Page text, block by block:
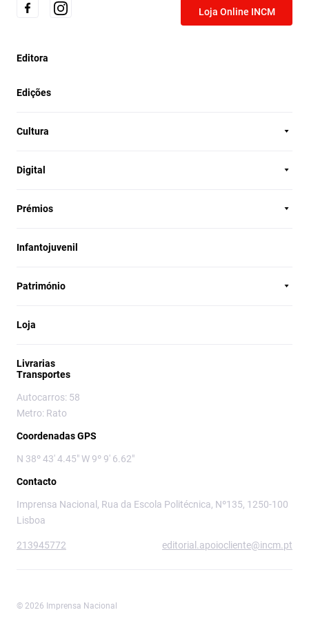
Loja Online INCM
Editora
Edições
Cultura
Digital
Prémios
Infantojuvenil
Património
Loja
Livrarias
Transportes
Autocarros: 58
Metro: Rato
Coordenadas GPS
N 38º 43' 4.45" W 9º 9' 6.62"
Contacto
Imprensa Nacional, Rua da Escola Politécnica, Nº135, 1250-100
Lisboa
213945772 editorial.apoiocliente@incm.pt
© 2026 Imprensa Nacional